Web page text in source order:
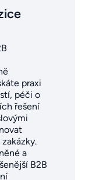
praxi
péči o
řešení
a
B2B